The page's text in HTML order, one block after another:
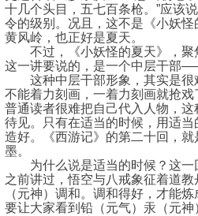
十几个头目，五七百条枪。”应该
令的级别。况且，这不是《小妖怪
黄风岭，也正好是夏天。
不过，《小妖怪的夏天》，聚
这一讲要说的，是一个中层干部
这种中层干部形象，其实是很
不能着力刻画，一着力刻画就抢戏
普通读者很难把自己代入人物，
待见。只有在适当的时候，用适
造好。《西游记》的第二十回，
墨。
为什么说是适当的时候？这一
之前讲过，悟空与八戒象征着道
（元神）调和。调和得好，才能
要让大家看到铅（元气）汞（元